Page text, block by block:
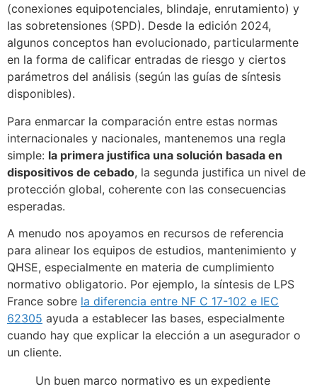
(conexiones equipotenciales, blindaje, enrutamiento) y
las sobretensiones (SPD). Desde la edición 2024,
algunos conceptos han evolucionado, particularmente
en la forma de calificar entradas de riesgo y ciertos
parámetros del análisis (según las guías de síntesis
disponibles).
Para enmarcar la comparación entre estas normas
internacionales y nacionales, mantenemos una regla
simple: la primera justifica una solución basada en
dispositivos de cebado, la segunda justifica un nivel de
protección global, coherente con las consecuencias
esperadas.
A menudo nos apoyamos en recursos de referencia
para alinear los equipos de estudios, mantenimiento y
QHSE, especialmente en materia de cumplimiento
normativo obligatorio. Por ejemplo, la síntesis de LPS
France sobre la diferencia entre NF C 17-102 e IEC
62305 ayuda a establecer las bases, especialmente
cuando hay que explicar la elección a un asegurador o
un cliente.
Un buen marco normativo es un expediente